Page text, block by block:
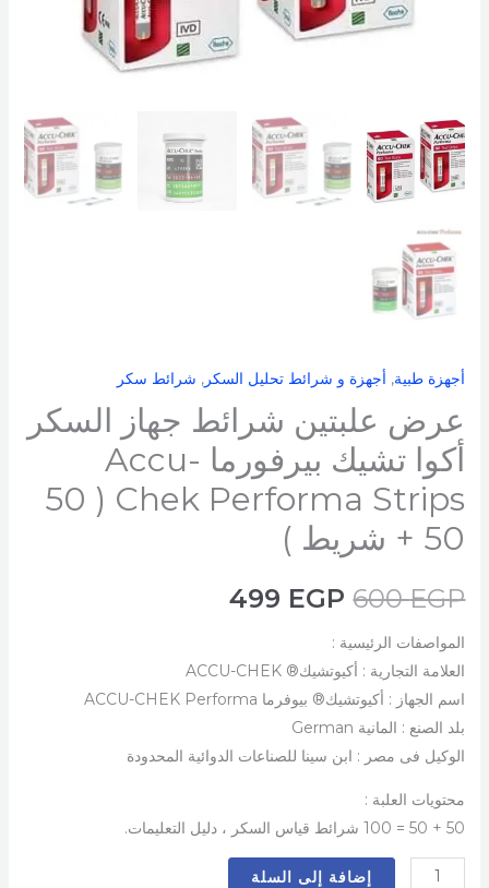
أجهزة طبية, أجهزة و شرائط تحليل السكر , شرائط سكر
عرض علبتين شرائط جهاز السكر
أكوا تشيك بيرفورما Accu-
Chek Performa Strips ( 50
+ 50 شريط )
600EGP
499 EGP
المواصفات الرئيسية :
العلامة التجارية : أكيوتشيك® ACCU-CHEK
اسم الجهاز : أكيوتشيك® بيوفرما ACCU-CHEK Performa
بلد الصنع : المانية German
الوكيل فى مصر : ابن سينا للصناعات الدوائية المحدودة
محتويات العلبة :
50 + 50 = 100 شرائط قياس السكر ، دليل التعليمات.
Performa
Strips
(
+
50
شريط
إضافة إلى السلة